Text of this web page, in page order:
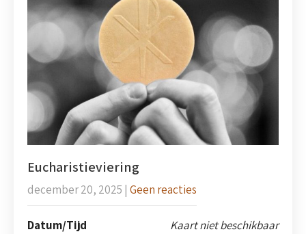
Eucharistieviering
december 20, 2025 | Geen reacties
Kaart niet beschikbaar
Datum/Tijd